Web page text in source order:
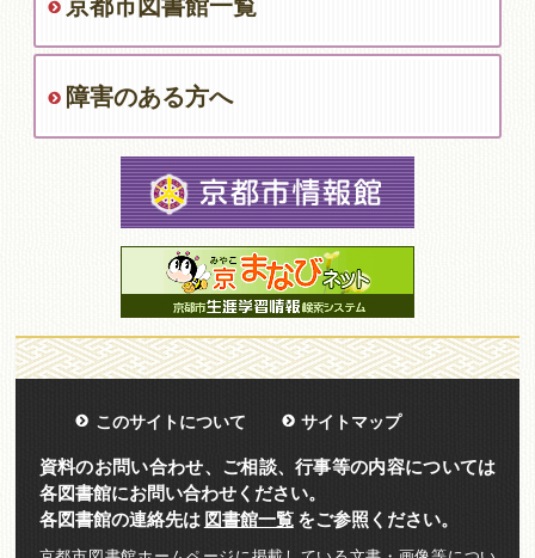
京都市図書館一覧
障害のある方へ
このサイトについて サイトマップ
資料のお問い合わせ、ご相談、行事等の内容については
各図書館にお問い合わせください。
各図書館の連絡先は 図書館一覧をご参照ください。